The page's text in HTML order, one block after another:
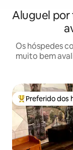
Aluguel por
Os hóspedes
muito bem
Entre os
Preferido dos